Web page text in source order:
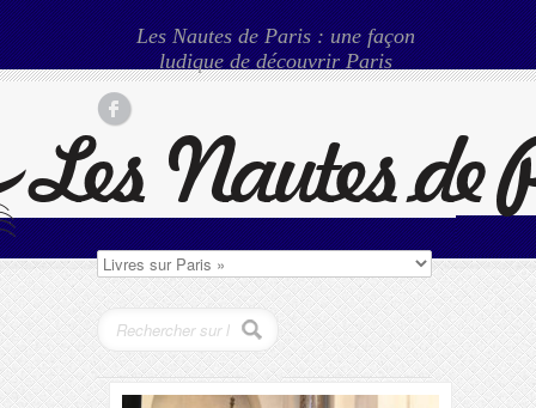
Les Nautes de Paris : une façon
ludique de découvrir Paris